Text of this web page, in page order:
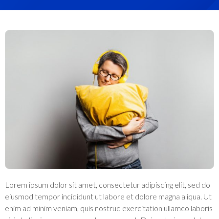
Lorem ipsum dolor sit amet, consectetur adipiscing elit, sed do
eiusmod tempor incididunt ut labore et dolore magna aliqua. Ut
enim ad minim veniam, quis nostrud exercitation ullamco laboris